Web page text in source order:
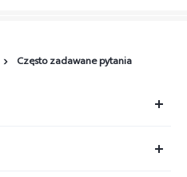
Często zadawane pytania